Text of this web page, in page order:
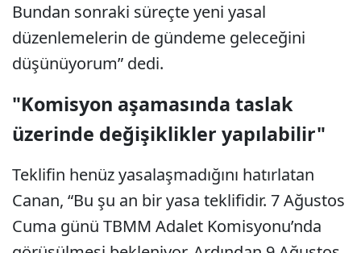
Bundan sonraki süreçte yeni yasal
düzenlemelerin de gündeme geleceğini
düşünüyorum” dedi.
"Komisyon aşamasında taslak
üzerinde değişiklikler yapılabilir"
Teklifin henüz yasalaşmadığını hatırlatan
Canan, “Bu şu an bir yasa teklifidir. 7 Ağustos
Cuma günü TBMM Adalet Komisyonu’nda